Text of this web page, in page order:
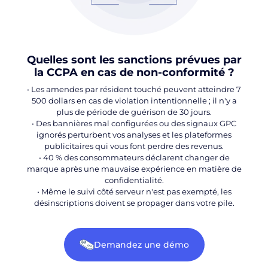
Quelles sont les sanctions prévues par
la CCPA en cas de non-conformité ?
• Les amendes par résident touché peuvent atteindre 7
500 dollars en cas de violation intentionnelle ; il n'y a
plus de période de guérison de 30 jours.
• Des bannières mal configurées ou des signaux GPC
ignorés perturbent vos analyses et les plateformes
publicitaires qui vous font perdre des revenus.
• 40 % des consommateurs déclarent changer de
marque après une mauvaise expérience en matière de
confidentialité.
• Même le suivi côté serveur n'est pas exempté, les
désinscriptions doivent se propager dans votre pile.
Demandez une démo